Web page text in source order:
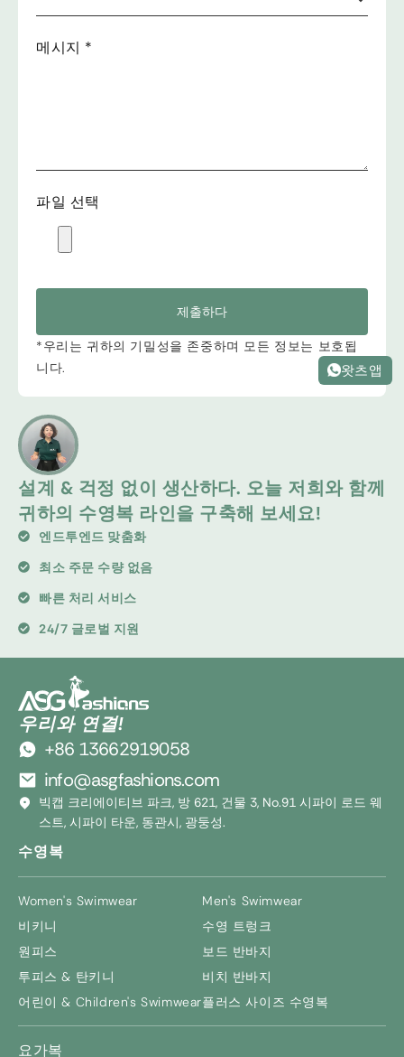
설계 & 걱정 없이 생산하다. 오늘 저희와 함께
귀하의 수영복 라인을 구축해 보세요!
엔드투엔드 맞춤화
최소 주문 수량 없음
빠른 처리 서비스
24/7 글로벌 지원
메시지 *
파일 선택
제출하다
*우리는 귀하의 기밀성을 존중하며 모든 정보는 보호됩
니다.
우리와 연결!
+86 13662919058
info@asgfashions.com
빅캡 크리에이티브 파크, 방 621, 건물 3, No.91 시파이 로드 웨
스트, 시파이 타운, 동관시, 광둥성.
수영복
Women's Swimwear
비키니
원피스
투피스 & 탄키니
어린이 & Children's Swimwear
Men's Swimwear
수영 트렁크
보드 반바지
비치 반바지
플러스 사이즈 수영복
요가복
왓츠앱